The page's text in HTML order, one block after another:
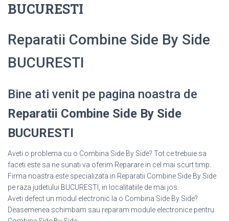
BUCURESTI
Reparatii Combine Side By Side
BUCURESTI
Bine ati venit pe pagina noastra de
Reparatii Combine Side By Side
BUCURESTI
Aveti o problema cu o Combina Side By Side? Tot ce trebuie sa
faceti este sa ne sunati va oferim Reparare in cel mai scurt timp.
Firma noastra este specializata in Reparatii Combine Side By Side
pe raza judetului BUCURESTI, in localitatiile de mai jos.
Aveti defect un modul electronic la o Combina Side By Side?
Deasemenea schimbam sau reparam module electronice pentru